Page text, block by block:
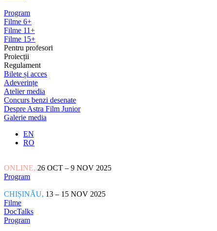
Program
Filme 6+
Filme 11+
Filme 15+
Pentru profesori
Proiecții
Regulament
Bilete și acces
Adeverințe
Atelier media
Concurs benzi desenate
Despre Astra Film Junior
Galerie media
EN
RO
ONLINE, 26 OCT – 9 NOV 2025
Program
CHIȘINĂU, 13 – 15 NOV 2025
Filme
DocTalks
Program